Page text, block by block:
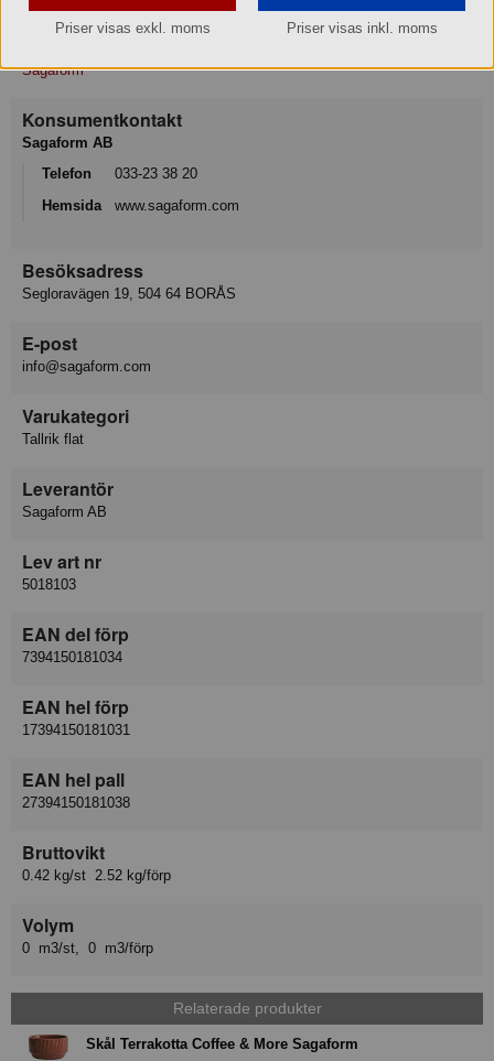
Sagaform
Konsumentkontakt
Sagaform AB
Telefon
033-23 38 20
Hemsida
www.sagaform.com
Besöksadress
Segloravägen 19, 504 64 BORÅS
E-post
info@sagaform.com
Varukategori
Tallrik flat
Leverantör
Sagaform AB
Lev art nr
5018103
EAN del förp
7394150181034
EAN hel förp
17394150181031
EAN hel pall
27394150181038
Bruttovikt
0.42 kg/st 2.52 kg/förp
Volym
0 m3/st, 0 m3/förp
Relaterade produkter
Skål Terrakotta Coffee & More Sagaform
Priser visas exkl. moms Priser visas inkl. moms